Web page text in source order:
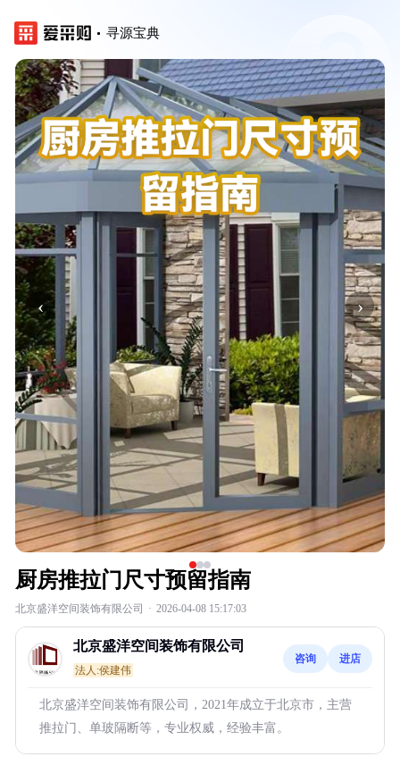
寻源宝典
‹ ›
厨房推拉门尺寸预留指南
北京盛洋空间装饰有限公司 · 2026-04-08 15:17:03
北京盛洋空间装饰有限公司
法人:侯建伟
咨询 进店
北京盛洋空间装饰有限公司，2021年成立于北京市，主营
推拉门、单玻隔断等，专业权威，经验丰富。